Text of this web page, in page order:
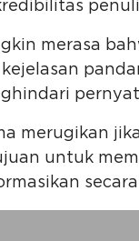
merasa
merugikan
untuk